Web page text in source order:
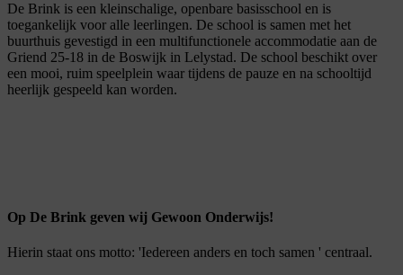
De Brink is een kleinschalige, openbare basisschool en is
toegankelijk voor alle leerlingen. De school is samen met het
buurthuis gevestigd in een multifunctionele accommodatie aan de
Griend 25-18 in de Boswijk in Lelystad. De school beschikt over
een mooi, ruim speelplein waar tijdens de pauze en na schooltijd
heerlijk gespeeld kan worden.
Op De Brink geven wij Gewoon Onderwijs!
Hierin staat ons motto: 'Iedereen anders en toch samen ' centraal.